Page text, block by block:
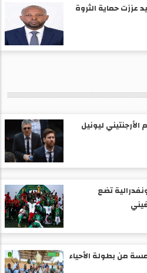
عززت حماية الثروة
ليونيل
تضع
من بطولة الأحياء